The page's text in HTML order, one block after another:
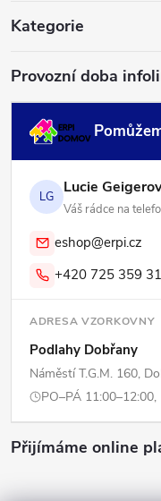
Kategorie
Provozní doba
LG Lucie
Váš rádce na
eshop@erpi.cz
+420 725 359
ADRESA VZORKOVNY
Podlahy Dobřany
Náměstí T.G.M. 160,
PO–PÁ
Přijímáme online